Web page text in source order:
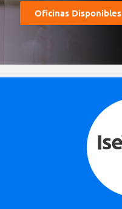
Oficinas Disponibles